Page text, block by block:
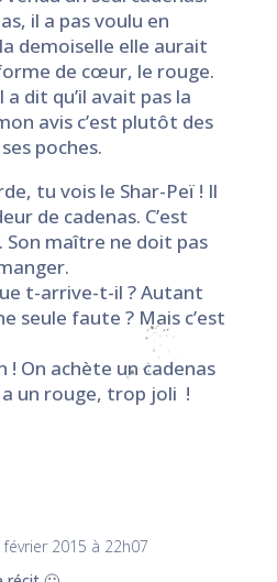
il a pas voulu en
demoiselle elle aurait
de cœur, le rouge.
dit qu’il avait pas la
avis c’est plutôt des
poches.
tu vois le Shar-Peï ! Il
de cadenas. C’est
Son maître ne doit pas
t-arrive-t-il ? Autant
seule faute ? Mais c’est
! On achète un cadenas
a un rouge, trop joli !
février 2015 à 22h07